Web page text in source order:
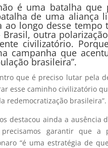
é uma batalha
de uma aliança
longo desse tempo
outra
civilizatório.
campanha que
brasileira”.
que é preciso lutar pela
esse caminho civilizatório
redemocratização brasileira”.
destacou ainda a
garantir que
“é uma estratégia de